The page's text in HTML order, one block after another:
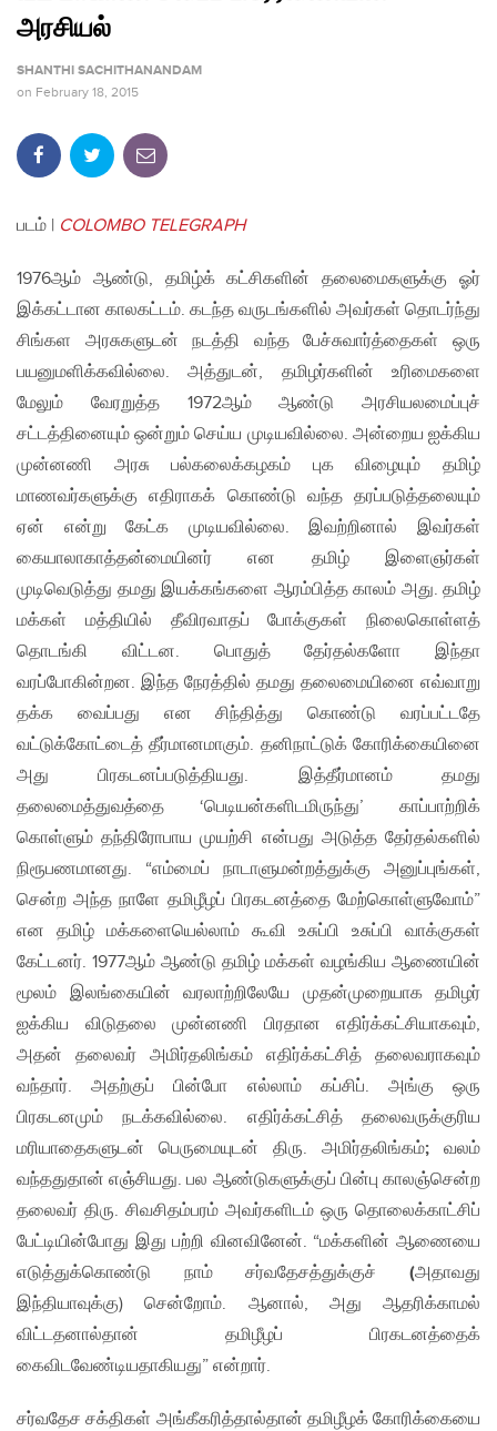
அரசியல்
SHANTHI SACHITHANANDAM
on February 18, 2015
படம் | COLOMBO TELEGRAPH
1976ஆம் ஆண்டு, தமிழ்க் கட்சிகளின் தலைமைகளுக்கு ஓர்
இக்கட்டான காலகட்டம். கடந்த வருடங்களில் அவர்கள் தொடர்ந்து
சிங்கள அரசுகளுடன் நடத்தி வந்த பேச்சுவார்த்தைகள் ஒரு
பயனுமளிக்கவில்லை. அத்துடன், தமிழர்களின் உரிமைகளை
மேலும் வேரறுத்த 1972ஆம் ஆண்டு அரசியலமைப்புச்
சட்டத்தினையும் ஒன்றும் செய்ய முடியவில்லை. அன்றைய ஐக்கிய
முன்னணி அரசு பல்கலைக்கழகம் புக விழையும் தமிழ்
மாணவர்களுக்கு எதிராகக் கொண்டு வந்த தரப்படுத்தலையும்
ஏன் என்று கேட்க முடியவில்லை. இவற்றினால் இவர்கள்
கையாலாகாத்தன்மையினர் என தமிழ் இளைஞர்கள்
முடிவெடுத்து தமது இயக்கங்களை ஆரம்பித்த காலம் அது. தமிழ்
மக்கள் மத்தியில் தீவிரவாதப் போக்குகள் நிலைகொள்ளத்
தொடங்கி விட்டன. பொதுத் தேர்தல்களோ இந்தா
வரப்போகின்றன. இந்த நேரத்தில் தமது தலைமையினை எவ்வாறு
தக்க வைப்பது என சிந்தித்து கொண்டு வரப்பட்டதே
வட்டுக்கோட்டைத் தீர்மானமாகும். தனிநாட்டுக் கோரிக்கையினை
அது பிரகடனப்படுத்தியது. இத்தீர்மானம் தமது
தலைமைத்துவத்தை ‘பெடியன்களிடமிருந்து’ காப்பாற்றிக்
கொள்ளும் தந்திரோபாய முயற்சி என்பது அடுத்த தேர்தல்களில்
நிரூபணமானது. “எம்மைப் நாடாளுமன்றத்துக்கு அனுப்புங்கள்,
சென்ற அந்த நாளே தமிழீழப் பிரகடனத்தை மேற்கொள்ளுவோம்”
என தமிழ் மக்களையெல்லாம் கூவி உசுப்பி உசுப்பி வாக்குகள்
கேட்டனர். 1977ஆம் ஆண்டு தமிழ் மக்கள் வழங்கிய ஆணையின்
மூலம் இலங்கையின் வரலாற்றிலேயே முதன்முறையாக தமிழர்
ஐக்கிய விடுதலை முன்னணி பிரதான எதிர்க்கட்சியாகவும்,
அதன் தலைவர் அமிர்தலிங்கம் எதிர்க்கட்சித் தலைவராகவும்
வந்தார். அதற்குப் பின்போ எல்லாம் கப்சிப். அங்கு ஒரு
பிரகடனமும் நடக்கவில்லை. எதிர்க்கட்சித் தலைவருக்குரிய
மரியாதைகளுடன் பெருமையுடன் திரு. அமிர்தலிங்கம்; வலம்
வந்ததுதான் எஞ்சியது. பல ஆண்டுகளுக்குப் பின்பு காலஞ்சென்ற
தலைவர் திரு. சிவசிதம்பரம் அவர்களிடம் ஒரு தொலைக்காட்சிப்
பேட்டியின்போது இது பற்றி வினவினேன். “மக்களின் ஆணையை
எடுத்துக்கொண்டு நாம் சர்வதேசத்துக்குச் (அதாவது
இந்தியாவுக்கு) சென்றோம். ஆனால், அது ஆதரிக்காமல்
விட்டதனால்தான் தமிழீழப் பிரகடனத்தைக்
கைவிடவேண்டியதாகியது” என்றார்.
சர்வதேச சக்திகள் அங்கீகரித்தால்தான் தமிழீழக் கோரிக்கையை